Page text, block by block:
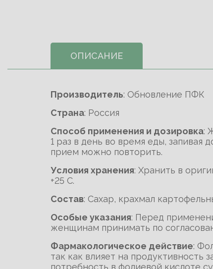
ОПИСАНИЕ
Производитель: Обновление ПФК
Cтрана: Россия
Способ применения и дозировка:
1 раз в день во время еды,
прием можно повторить.
Условия хранения: Хранить в
+25 С.
Состав: Сахар, крахмал
Особые указания: Перед
женщинам принимать по
Фармакологическое действие:
так как влияет на продуктивность
потребность в фолиевой кислоте